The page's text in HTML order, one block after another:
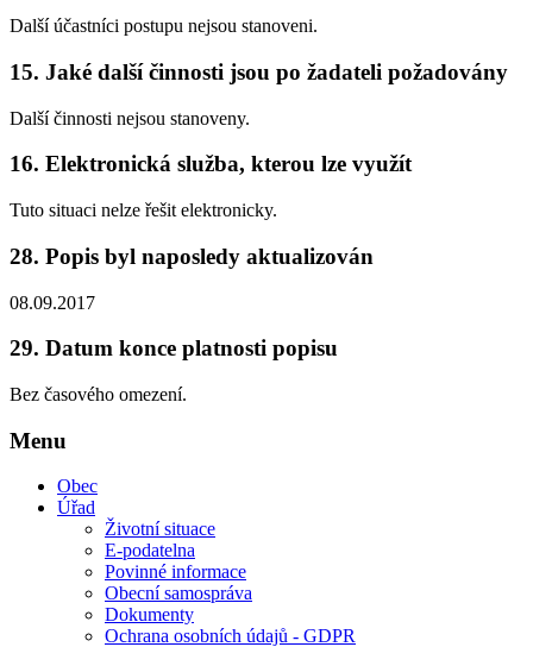
Další účastníci postupu nejsou stanoveni.
15. Jaké další činnosti jsou po žadateli požadovány
Další činnosti nejsou stanoveny.
16. Elektronická služba, kterou lze využít
Tuto situaci nelze řešit elektronicky.
28. Popis byl naposledy aktualizován
08.09.2017
29. Datum konce platnosti popisu
Bez časového omezení.
Menu
Obec
Úřad
Životní situace
E-podatelna
Povinné informace
Obecní samospráva
Dokumenty
Ochrana osobních údajů - GDPR